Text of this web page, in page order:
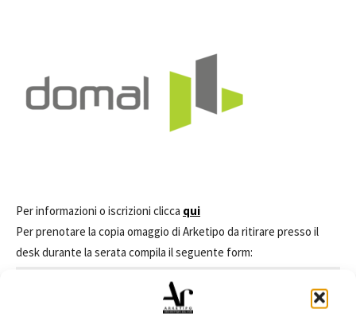
Per informazioni o iscrizioni clicca qui
Per prenotare la copia omaggio di Arketipo da ritirare presso il
desk durante la serata compila il seguente form:
Le iscrizioni per l'evento sono terminate